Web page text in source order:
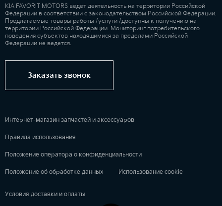
KIA FAVORIT MOTORS ведет деятельность на территории Российской
Федерации в соответствии с законодательством Российской Федерации.
Предлагаемые товары работы /услуги /доступны к получению на
территории Российской Федерации. Мониторинг потребительского
поведения субъектов находящимися за пределами Российской
Федерации не ведется.
Заказать звонок
Интернет-магазин запчастей и аксессуаров
Правила использования
Положение оператора о конфиденциальности
Положение об обработке данных Использование cookie
Условия доставки и оплаты